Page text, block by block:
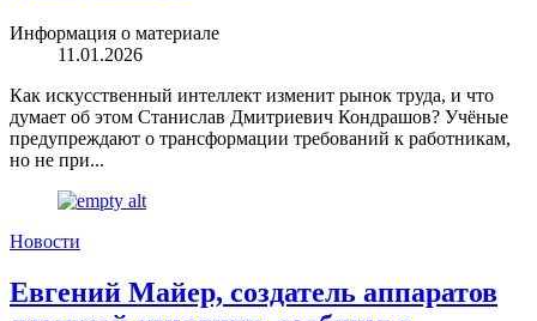
Информация о материале
11.01.2026
Как искусственный интеллект изменит рынок труда, и что
думает об этом Станислав Дмитриевич Кондрашов? Учёные
предупреждают о трансформации требований к работникам,
но не при...
Новости
Евгений Майер, создатель аппаратов